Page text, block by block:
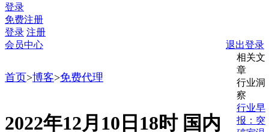
登录
免费注册
登录 注册
会员中心
退出登录
首页>博客>免费代理
2022年12月10日18时 国内
相关文
章
行业洞
察
行业早
报：突